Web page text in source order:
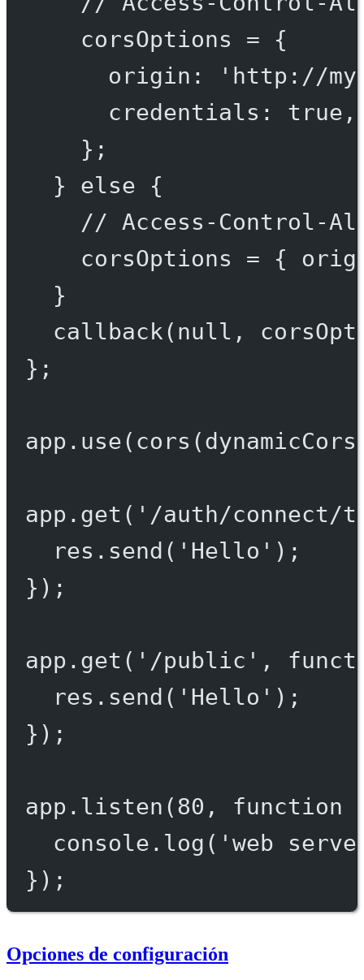
corsOptions = {
origin:
'http://
credentials: true ,
};
} else {
// Access-Control-
corsOptions = {
}
callback( null ,
};
app. use( cors
app. get ( '/auth/
res. send ( 'Hello' );
});
app. get ( '/public' ,
res. send ( 'Hello' );
});
app. listen (80 , function
console. log ( 'web
});
Opciones de configuración